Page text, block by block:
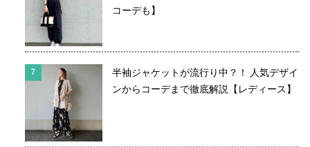
コーデも】
半袖ジャケットが流行り中？！ 人気デザイ
ンからコーデまで徹底解説【レディース】